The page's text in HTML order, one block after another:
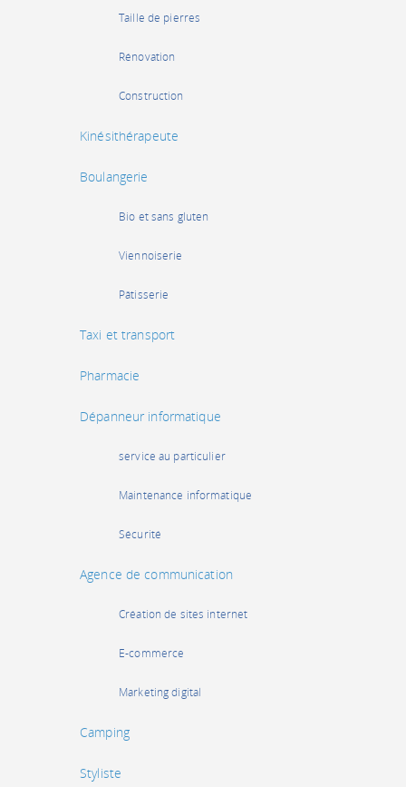
Taille de pierres
Rénovation
Construction
Kinésithérapeute
Boulangerie
Bio et sans gluten
Viennoiserie
Pâtisserie
Taxi et transport
Pharmacie
Dépanneur informatique
service au particulier
Maintenance informatique
Sécurité
Agence de communication
Création de sites internet
E-commerce
Marketing digital
Camping
Styliste